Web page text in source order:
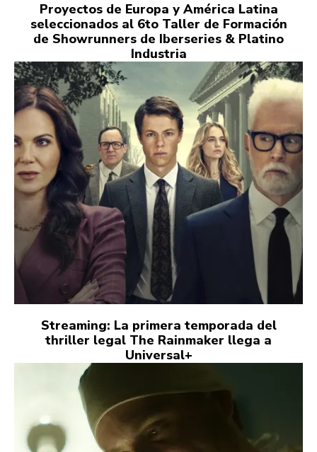
Proyectos de Europa y América Latina
seleccionados al 6to Taller de Formación
de Showrunners de Iberseries & Platino
Industria
Streaming: La primera temporada del
thriller legal The Rainmaker llega a
Universal+